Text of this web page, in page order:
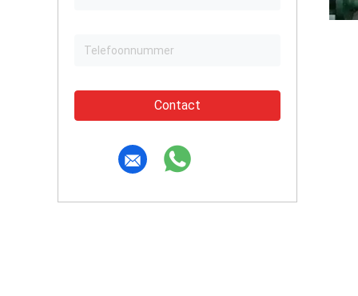
Contact